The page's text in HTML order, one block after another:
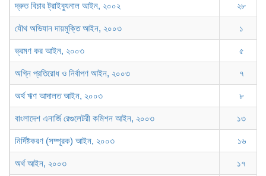
দ্রুত বিচার ট্রাইব্যুনাল আইন, ২০০২ ২৮
যৌথ অভিযান দায়মুক্তি আইন, ২০০৩ ১
ভ্রমণ কর আইন, ২০০৩ ৫
অগ্নি প্রতিরোধ ও নির্বাপণ আইন, ২০০৩ ৭
অর্থ ঋণ আদালত আইন, ২০০৩ ৮
বাংলাদেশ এনার্জি রেগুলেটরী কমিশন আইন, ২০০৩ ১৩
নির্দিষ্টকরণ (সম্পূরক) আইন, ২০০৩ ১৬
অর্থ আইন, ২০০৩ ১৭